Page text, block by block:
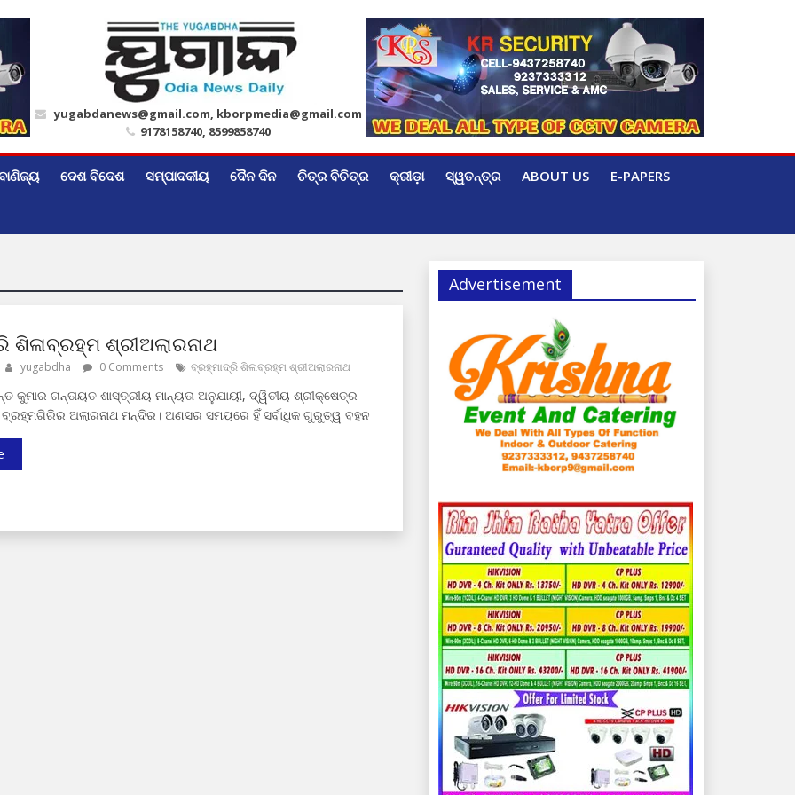
yugabdanews@gmail.com, kborpmedia@gmail.com
9178158740, 8599858740
ଦେଶ ବିଦେଶ ସମ୍ପାଦକୀୟ ଦୈନ ଦିନ ଚିତ୍ର ବିଚିତ୍ର କ୍ରୀଡ଼ା ସ୍ୱତନ୍ତ୍ର ABOUT US E-PAPERS
ଶିଳାବ୍ରହ୍ମ ଶ୍ରୀଅଲାରନାଥ
yugabdha 0 Comments ବ୍ରହ୍ମାଦ୍ରି ଶିଳାବ୍ରହ୍ମ ଶ୍ରୀଅଲାରନାଥ
କୁମାର ଗନ୍ତାୟତ ଶାସ୍ତ୍ରୀୟ ମାନ୍ୟତା ଅନୁଯାୟୀ, ଦ୍ୱିତୀୟ ଶ୍ରୀକ୍ଷେତ୍ର
ଅଲାରନାଥ ମନ୍ଦିର। ଅଣସର ସମୟରେ ହିଁ ସର୍ବାଧିକ ଗୁରୁତ୍ୱ ବହନ
Advertisement